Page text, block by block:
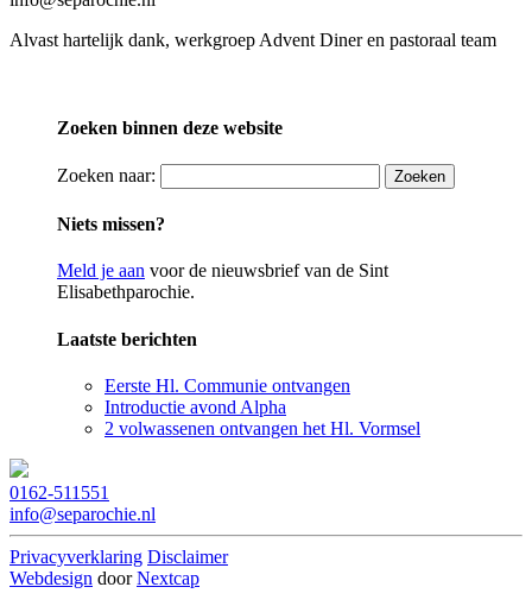
Alvast hartelijk dank, werkgroep Advent Diner en pastoraal team
Zoeken binnen deze website
Zoeken naar:
Niets missen?
Meld je aan voor de nieuwsbrief van de Sint
Elisabethparochie.
Laatste berichten
Eerste Hl. Communie ontvangen
Introductie avond Alpha
2 volwassenen ontvangen het Hl. Vormsel
0162-511551
info@separochie.nl
Privacyverklaring Disclaimer
Webdesign doorNextcap